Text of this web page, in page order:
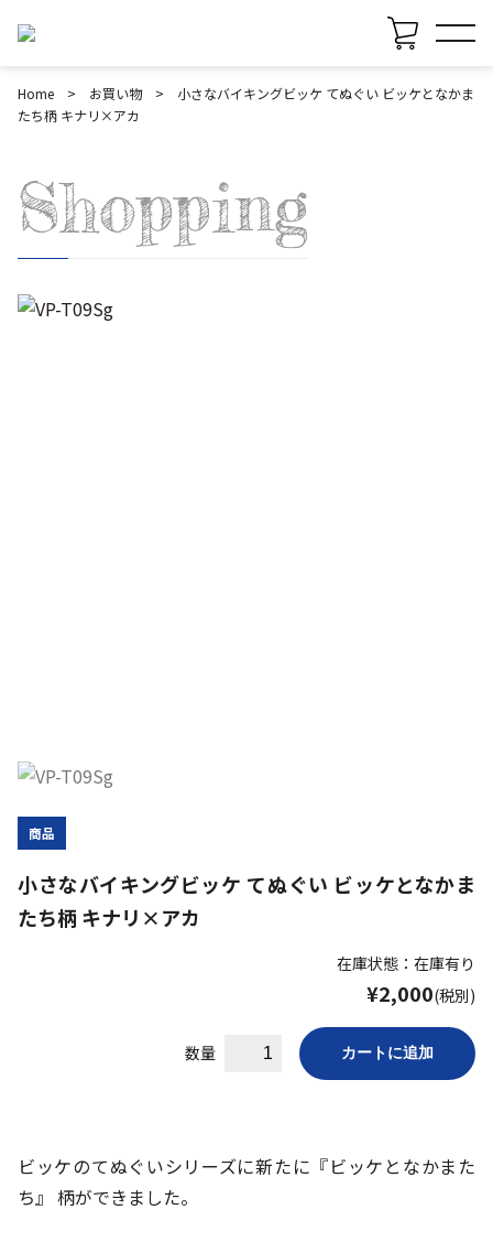
Home お買い物
小さなバイキングビッケ てぬぐい ビッケとなかま
たち柄 キナリ×アカ
Shopping
商品
小さなバイキングビッケ てぬぐい ビッケとなかま
たち柄 キナリ×アカ
在庫状態：在庫有り
¥2,000(税別)
数量
ビッケのてぬぐいシリーズに新たに『ビッケとなかまた
ち』 柄ができました。